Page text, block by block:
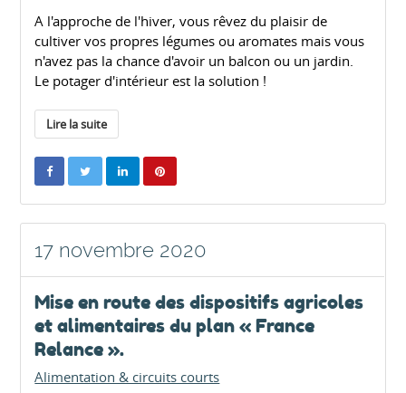
A l'approche de l'hiver, vous rêvez du plaisir de
cultiver vos propres légumes ou aromates mais vous
n'avez pas la chance d'avoir un balcon ou un jardin.
Le potager d'intérieur est la solution !
Lire la suite
17 novembre 2020
Mise en route des dispositifs agricoles
et alimentaires du plan « France
Relance ».
Alimentation & circuits courts